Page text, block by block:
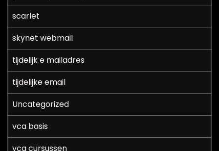
scarlet
skynet webmail
tijdelijk e mailadres
tijdelijke email
Uncategorized
vca basis
vca cursussen